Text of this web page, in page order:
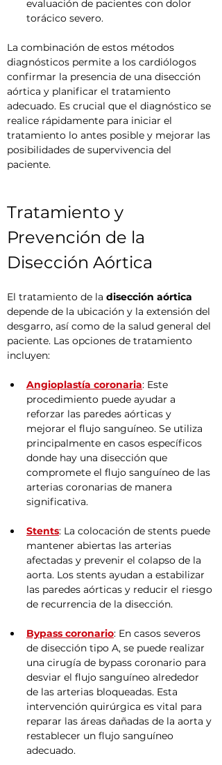
evaluación de pacientes con dolor
torácico severo.
La combinación de estos métodos
diagnósticos permite a los cardiólogos
confirmar la presencia de una disección
aórtica y planificar el tratamiento
adecuado. Es crucial que el diagnóstico se
realice rápidamente para iniciar el
tratamiento lo antes posible y mejorar las
posibilidades de supervivencia del
paciente.
Tratamiento y
Prevención de la
Disección Aórtica
El tratamiento de la disección aórtica
depende de la ubicación y la extensión del
desgarro, así como de la salud general del
paciente. Las opciones de tratamiento
incluyen:
Angioplastía coronaria: Este
procedimiento puede ayudar a
reforzar las paredes aórticas y
mejorar el flujo sanguíneo. Se utiliza
principalmente en casos específicos
donde hay una disección que
compromete el flujo sanguíneo de las
arterias coronarias de manera
significativa.
Stents: La colocación de stents puede
mantener abiertas las arterias
afectadas y prevenir el colapso de la
aorta. Los stents ayudan a estabilizar
las paredes aórticas y reducir el riesgo
de recurrencia de la disección.
Bypass coronario: En casos severos
de disección tipo A, se puede realizar
una cirugía de bypass coronario para
desviar el flujo sanguíneo alrededor
de las arterias bloqueadas. Esta
intervención quirúrgica es vital para
reparar las áreas dañadas de la aorta y
restablecer un flujo sanguíneo
adecuado.